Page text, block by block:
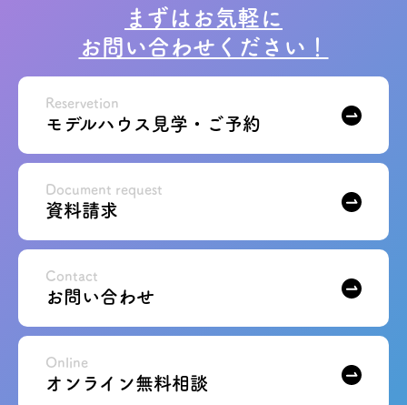
まずはお気軽に
お問い合わせください！
モデルハウス見学・ご予約
Reservetion
資料請求
Document request
お問い合わせ
Contact
オンライン無料相談
Online